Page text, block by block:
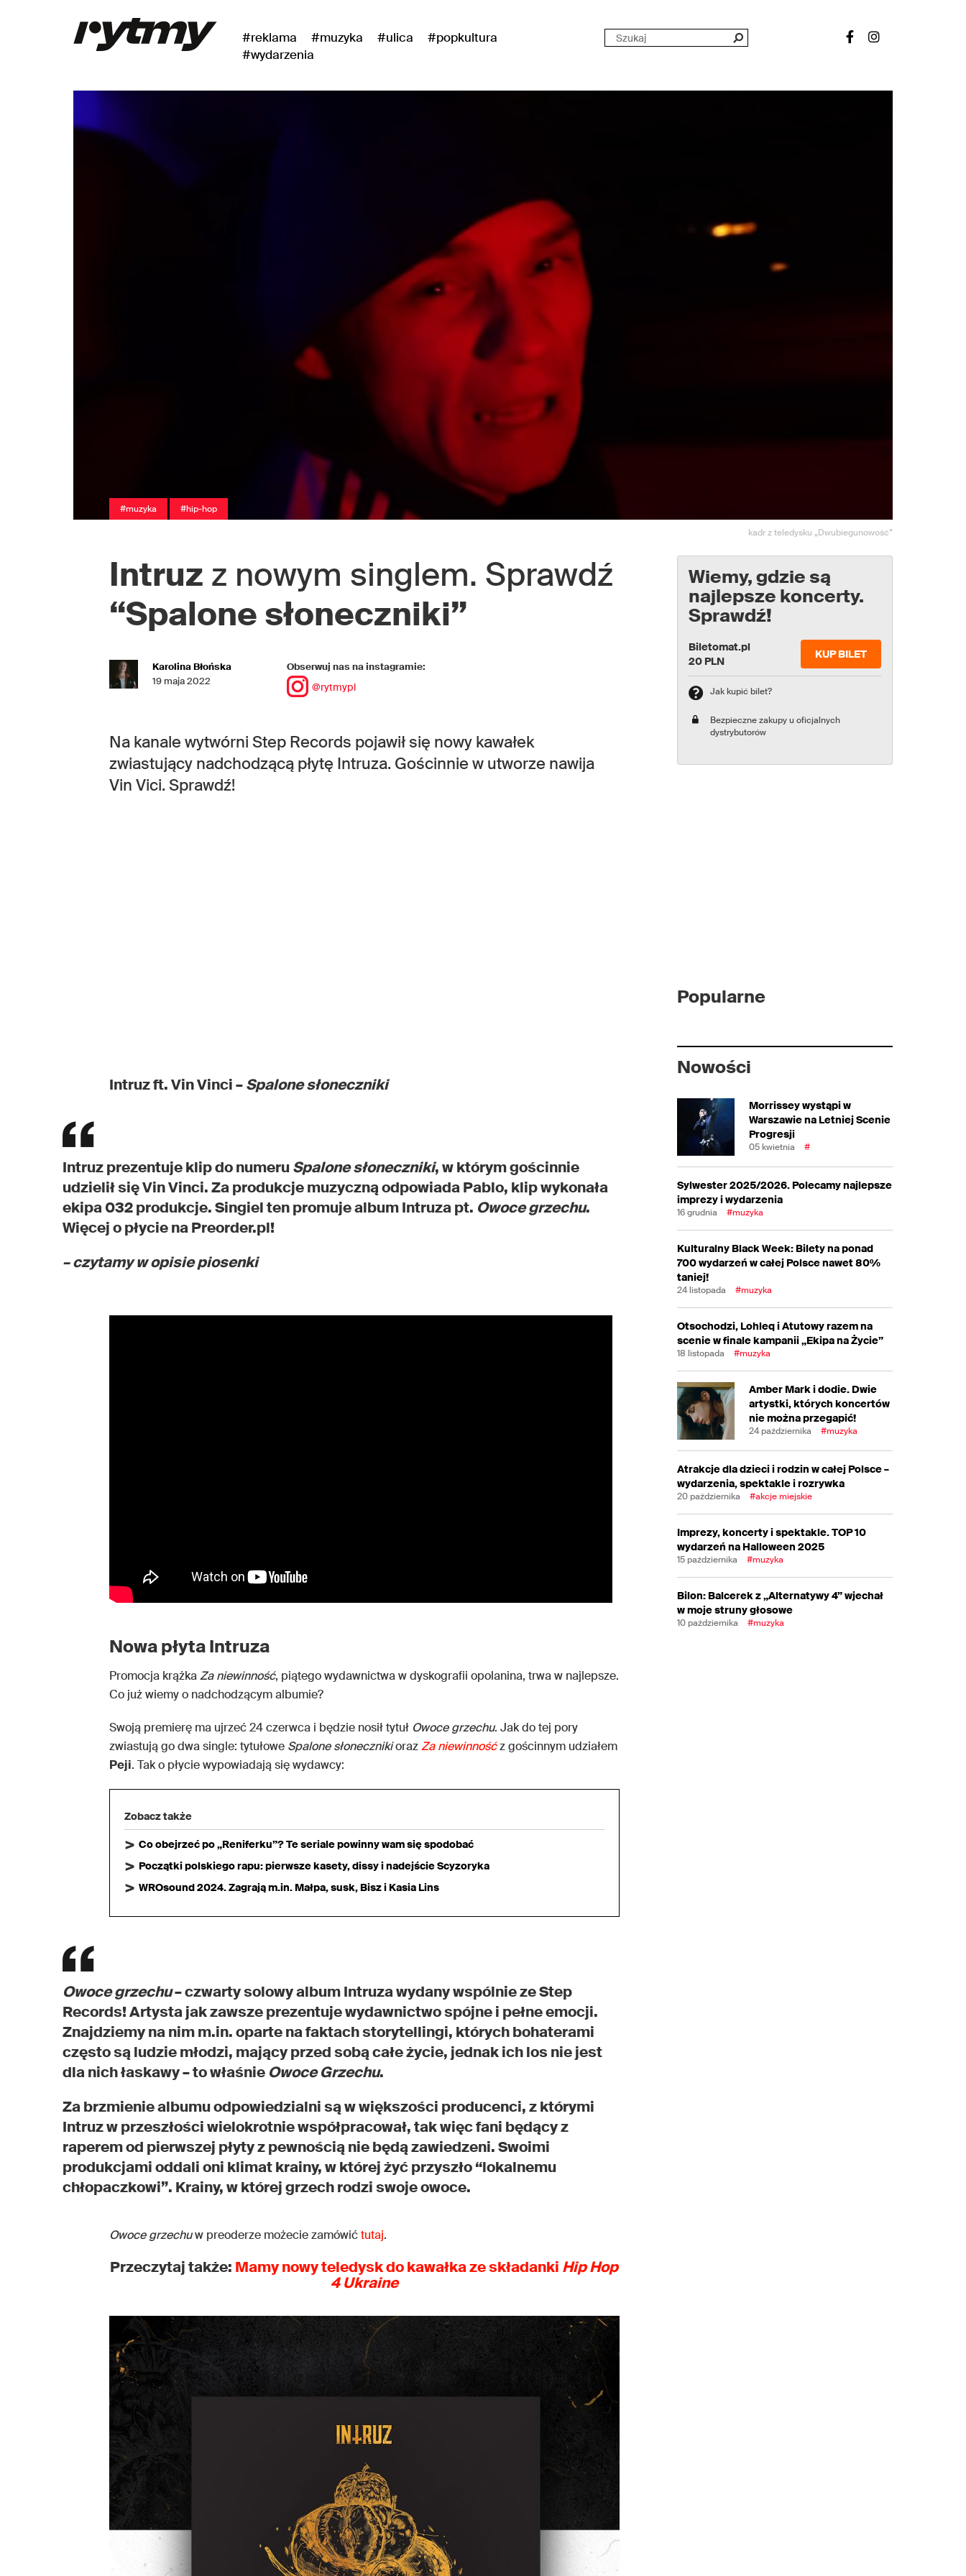
#reklama #muzyka #ulica
#popkultura
#wydarzenia
#muzyka #hip-hop
kadr z teledysku „Dwubiegunowość”
Intruz z nowym singlem. Sprawdź
“Spalone słoneczniki”
Karolina Błońska
19 maja 2022
Obserwuj nas na instagramie:
@rytmypl
Na kanale wytwórni Step Records pojawił się nowy kawałek
zwiastujący nadchodzącą płytę Intruza. Gościnnie w utworze nawija
Vin Vici. Sprawdź!
Intruz ft. Vin Vinci –Spalone słoneczniki
Intruz prezentuje klip do numeruSpalone słoneczniki, w którym gościnnie
udzielił się Vin Vinci. Za produkcje muzyczną odpowiada Pablo, klip wykonała
ekipa 032 produkcje. Singiel ten promuje album Intruza pt. Owoce grzechu.
Więcej o płycie na Preorder.pl!
– czytamy w opisie piosenki
Nowa płyta Intruza
Promocja krążkaZa niewinność, piątego wydawnictwa w dyskografii opolanina, trwa w najlepsze.
Co już wiemy o nadchodzącym albumie?
Swoją premierę ma ujrzeć 24 czerwca i będzie nosił tytuł Owoce grzechu. Jak do tej pory
zwiastują go dwa single: tytułowe Spalone słonecznikiorazZa niewinnośćz gościnnym udziałem
Peji. Tak o płycie wypowiadają się wydawcy:
Zobacz także
Co obejrzeć po „Reniferku”? Te seriale powinny wam się spodobać
Początki polskiego rapu: pierwsze kasety, dissy i nadejście Scyzoryka
WROsound 2024. Zagrają m.in. Małpa, susk, Bisz i Kasia Lins
Owoce grzechu– czwarty solowy album Intruza wydany wspólnie ze Step
Records! Artysta jak zawsze prezentuje wydawnictwo spójne i pełne emocji.
Znajdziemy na nim m.in. oparte na faktach storytellingi, których bohaterami
często są ludzie młodzi, mający przed sobą całe życie, jednak ich los nie jest
dla nich łaskawy – to właśnie Owoce Grzechu.
Za brzmienie albumu odpowiedzialni są w większości producenci, z którymi
Intruz w przeszłości wielokrotnie współpracował, tak więc fani będący z
raperem od pierwszej płyty z pewnością nie będą zawiedzeni. Swoimi
produkcjami oddali oni klimat krainy, w której żyć przyszło “lokalnemu
chłopaczkowi”. Krainy, w której grzech rodzi swoje owoce.
Owoce grzechuw preoderze możecie zamówićtutaj.
Przeczytaj także: Mamy nowy teledysk do kawałka ze składanki Hip Hop
4 Ukraine
Wiemy, gdzie są
najlepsze koncerty.
Sprawdź!
Biletomat.pl
20 PLN
KUP BILET
Jak kupić bilet?
Bezpieczne zakupy u oficjalnych
dystrybutorów
Popularne
Nowości
Morrissey wystąpi w
Warszawie na Letniej Scenie
Progresji
05 kwietnia #
Sylwester 2025/2026. Polecamy najlepsze
imprezy i wydarzenia
16 grudnia #muzyka
Kulturalny Black Week: Bilety na ponad
700 wydarzeń w całej Polsce nawet 80%
taniej!
24 listopada #muzyka
Otsochodzi, Lohleq i Atutowy razem na
scenie w finale kampanii „Ekipa na Życie”
18 listopada #muzyka
Amber Mark i dodie. Dwie
artystki, których koncertów
nie można przegapić!
24 października #muzyka
Atrakcje dla dzieci i rodzin w całej Polsce –
wydarzenia, spektakle i rozrywka
20 października #akcje miejskie
Imprezy, koncerty i spektakle. TOP 10
wydarzeń na Halloween 2025
15 października #muzyka
Bilon: Balcerek z „Alternatywy 4” wjechał
w moje struny głosowe
10 października #muzyka